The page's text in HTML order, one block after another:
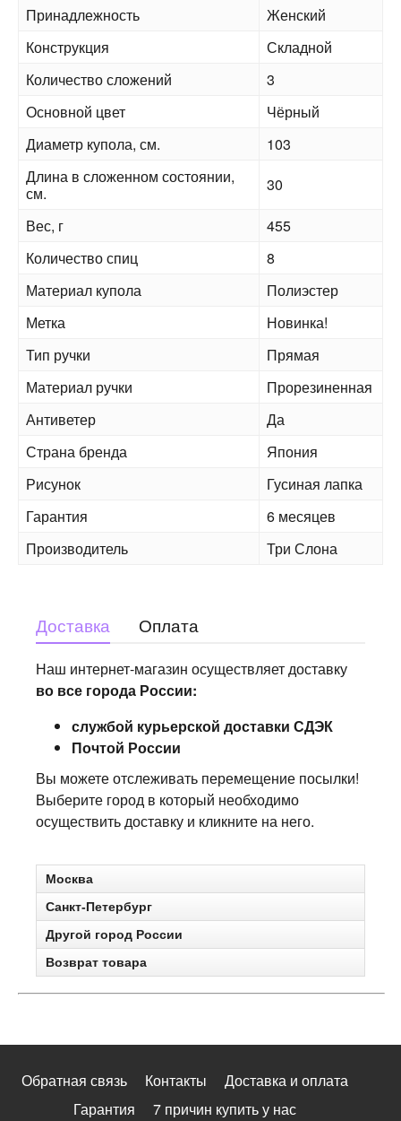
Принадлежность
Женский
Конструкция
Складной
Количество сложений
3
Основной цвет
Чёрный
Диаметр купола, см.
103
Длина в сложенном состоянии,
см.
30
Вес, г
455
Количество спиц
8
Материал купола
Полиэстер
Метка
Новинка!
Тип ручки
Прямая
Материал ручки
Прорезиненная
Антиветер
Да
Страна бренда
Япония
Рисунок
Гусиная лапка
Гарантия
6 месяцев
Производитель
Три Слона
Доставка Оплата
Наш интернет-магазин осуществляет доставку
во все города России:
службой курьерской доставки СДЭК
Почтой России
Вы можете отслеживать перемещение посылки!
Выберите город в который необходимо
осуществить доставку и кликните на него.
Москва
Санкт-Петербург
Другой город России
Возврат товара
Обратная связь Контакты
Доставка и оплата
Гарантия
7 причин купить у нас